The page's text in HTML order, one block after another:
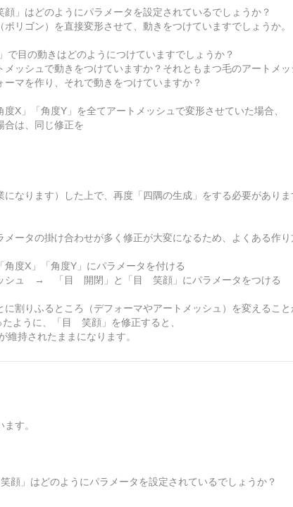
」はどのようにパラメータを設定されているでしょうか？
ポリゴン）を直接変形させて、動きをつけていますでしょうか。
で目の動きはどのようにつけていますでしょうか？
メッシュで動きをつけていますか？それともまつ毛のアートメッ
マを作り、それで動きをつけていますか？
X」「角度Y」を全てアートメッシュで変形させていた場合、
合は、同じ修正を
なります）した上で、再度「四隅の生成」をする必要がありま
メータの掛け合わせが多く修正が大変になるため、よくある作り
X」「角度Y」にパラメータを付ける
シュ → 「目 開閉」と「目 笑顔」にパラメータをつける
割りふるところ（デフォーマやアートメッシュ）を変えること
たように、「目 笑顔」を修正すると、
維持されたままになります。
す。
」はどのようにパラメータを設定されているでしょうか？